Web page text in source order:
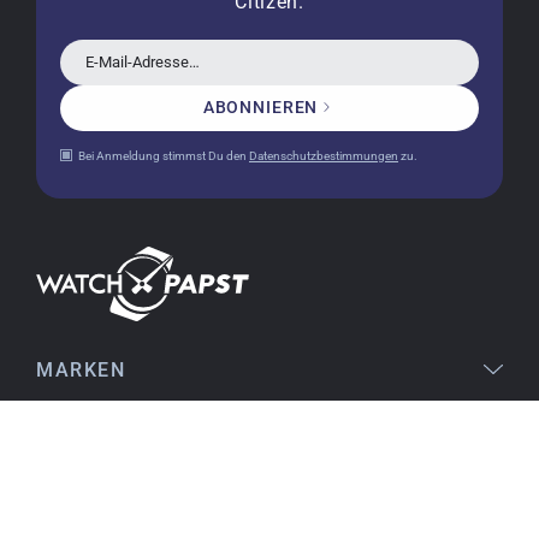
bereits mehrere Uhren bei watchpapst gekauft.
Sehr empfehlenswert!
14.02.2026
einwandfrei. Auch die Verpackung war sehr gut.
Ich bin sehr zufrieden, jederzeit wieder!
Stefan S.
16.02.2026
E-Mail-Adresse…
ABONNIEREN
Bei Anmeldung stimmst Du den Datenschutzbestimmungen zu.
MARKEN